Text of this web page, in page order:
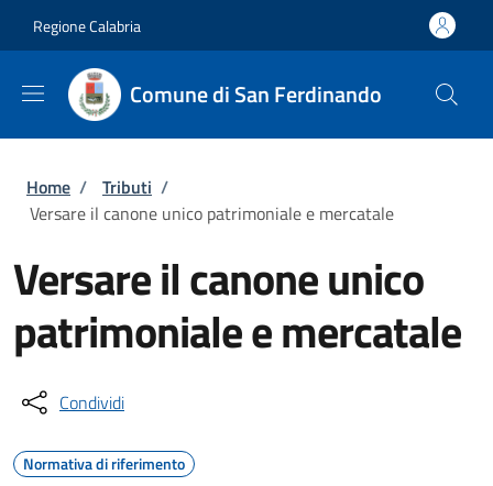
Regione Calabria
Comune di San Ferdinando
Briciole di pane
Home / Tributi /
Versare il canone unico patrimoniale e mercatale
Versare il canone unico
patrimoniale e mercatale
Condividi
Normativa di riferimento